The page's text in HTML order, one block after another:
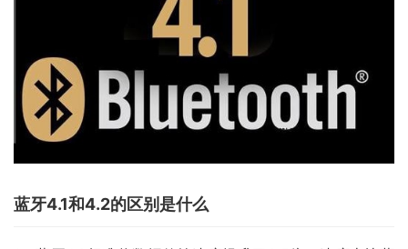
蓝牙4.1和4.2的区别是什么